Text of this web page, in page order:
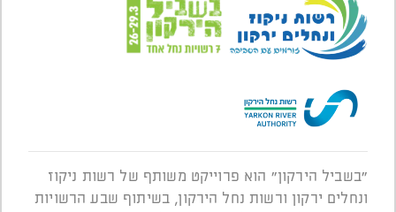
"בשביל הירקון" הוא פרוייקט משותף של רשות ניקוז
ונחלים ירקון ורשות נחל הירקון, בשיתוף שבע הרשויות